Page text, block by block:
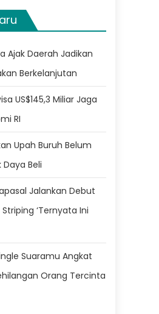
Ajak Daerah Jadikan
Berkelanjutan
US$145,3 Miliar Jaga
RI
Upah Buruh Belum
Beli
Jalankan Debut
‘Ternyata Ini
Suaramu Angkat
Orang Tercinta